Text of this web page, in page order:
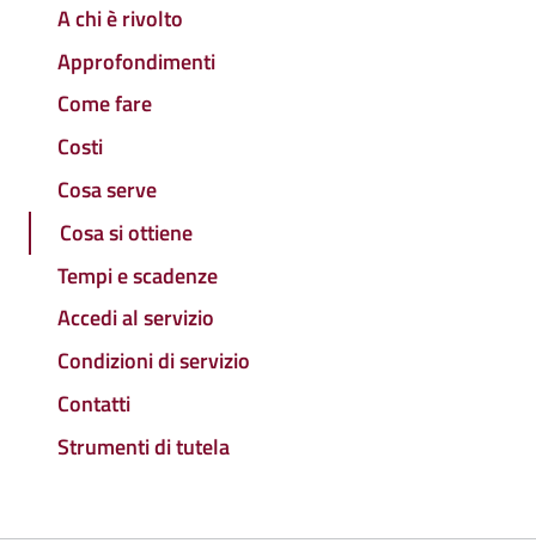
A chi è rivolto
Approfondimenti
Come fare
Costi
Cosa serve
Cosa si ottiene
Tempi e scadenze
Accedi al servizio
Condizioni di servizio
Contatti
Strumenti di tutela